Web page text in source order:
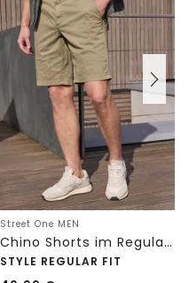
Street One MEN
Chino Shorts im Regular Fit mit Flexbund
STYLE REGULAR FIT